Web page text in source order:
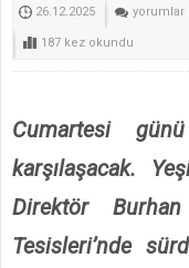
26.12.2025
Sipay
Bodrum
3
puan
peşinde
FK,
yorumlar
187 kez okundu
Cumartesi
karşılaşacak.
Direktör
Tesisleri’nde